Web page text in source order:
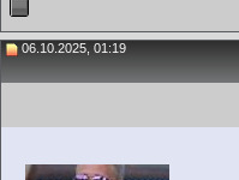
06.10.2025, 01:19